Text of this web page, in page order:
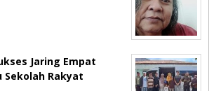
Jaring Empat
Sekolah Rakyat